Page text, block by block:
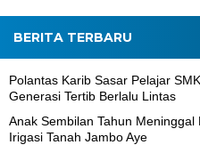
BERITA TERBARU
Polantas Karib Sasar Pelajar
Generasi Tertib Berlalu Lintas
Anak Sembilan Tahun
Irigasi Tanah Jambo Aye